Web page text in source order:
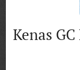
Kenas